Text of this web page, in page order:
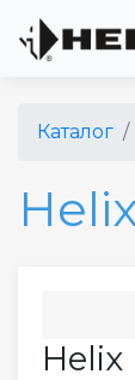
Каталог
Helix